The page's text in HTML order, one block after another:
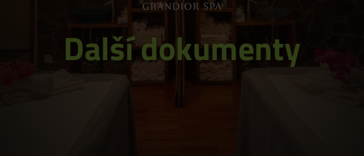
Další dokumenty